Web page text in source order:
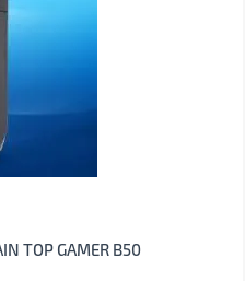
TOP GAMER B50